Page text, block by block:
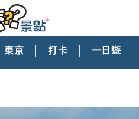
東京 打卡 一日遊